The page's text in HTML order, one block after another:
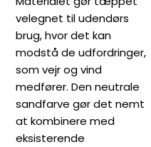
velegnet til udendørs
brug, hvor det kan
modstå de udfordringer,
som vejr og vind
medfører. Den neutrale
sandfarve gør det nemt
at kombinere med
eksisterende